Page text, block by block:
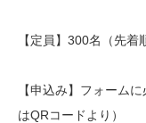
【定員】300名（先着
【申込み】フォーム
はQRコードより）